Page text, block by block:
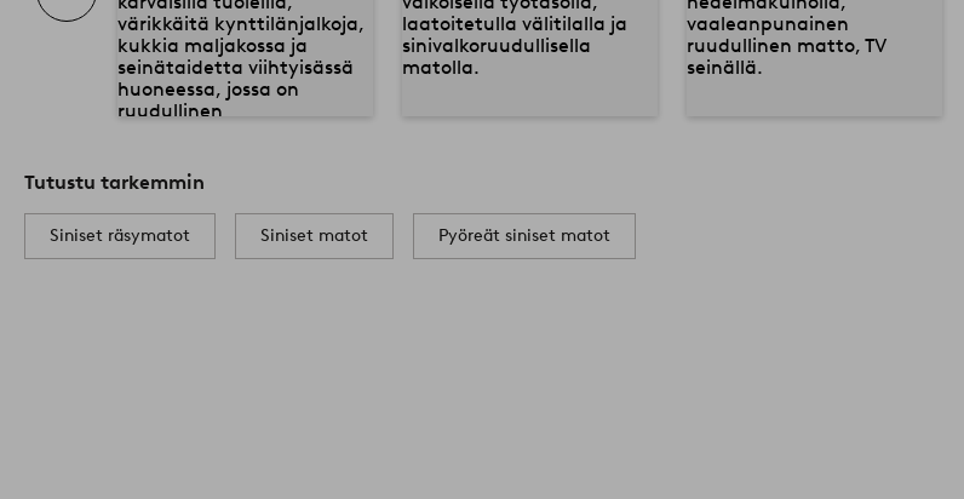
Tutustu tarkemmin
Siniset räsymatot Siniset matot Pyöreät siniset matot